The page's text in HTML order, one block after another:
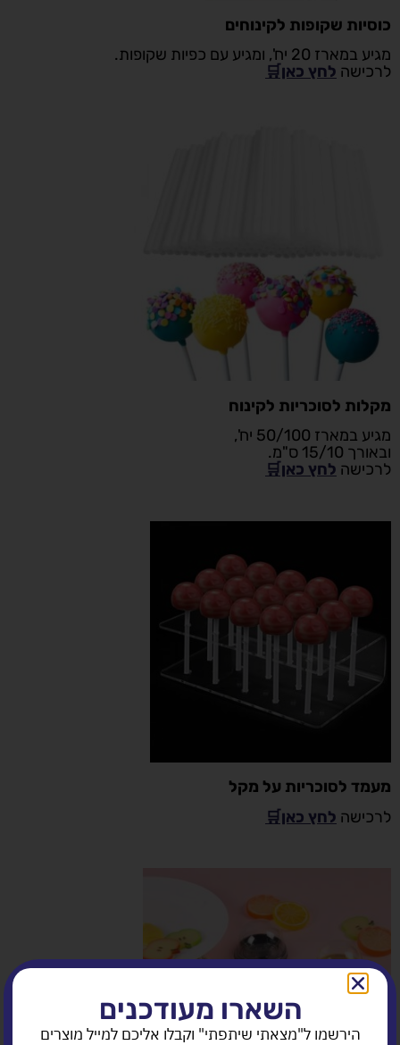
כוסיות שקופות לקינוחים
מגיע במארז 20 יח', ומגיע עם כפיות שקופות.
לרכישה לחץ כאן🛒
מקלות לסוכריות לקינוח
מגיע במארז 50/100 יח',
ובאורך 15/10 ס"מ.
לרכישה לחץ כאן🛒
מעמד לסוכריות על מקל
לרכישה לחץ כאן🛒
השארו מעודכנים
הירשמו ל"מצאתי שיתפתי" וקבלו אליכם למייל מוצרים